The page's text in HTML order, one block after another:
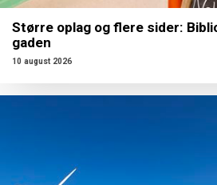
Større oplag og flere sider:
gaden
10 august 2026